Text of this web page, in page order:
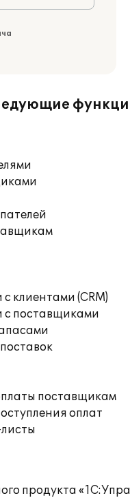
клиентами (CRM)
поставщиками
поставщикам
оплат
продукта